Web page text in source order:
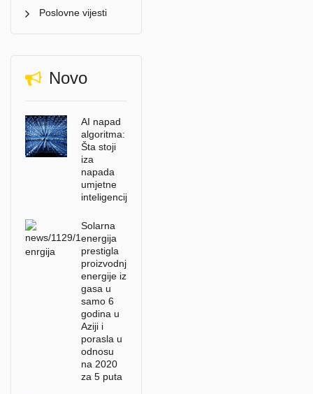
Poslovne vijesti
Novo
AI napad
algoritma:
Šta stoji
iza
napada
umjetne
inteligencije?
Solarna
energija
prestigla
proizvodnju
energije iz
gasa u
samo 6
godina u
Aziji i
porasla u
odnosu
na 2020
za 5 puta